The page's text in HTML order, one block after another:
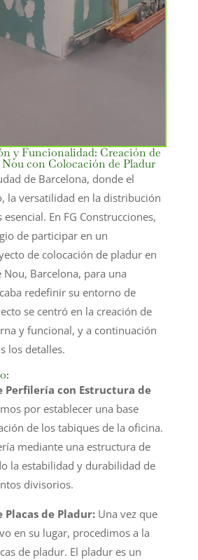
y Funcionalidad: Creación de
con Colocación de Pladur
de Barcelona, donde el
la versatilidad en la distribución
esencial. En FG Construcciones,
de participar en un
de colocación de pladur en
Nou, Barcelona, para una
redefinir su entorno de
se centró en la creación de
y funcional, y a continuación
los detalles.
Perfilería con Estructura de
por establecer una base
de los tabiques de la oficina.
mediante una estructura de
la estabilidad y durabilidad de
divisorios.
de Pladur:Una vez que
en su lugar, procedimos a la
de pladur. El pladur es un